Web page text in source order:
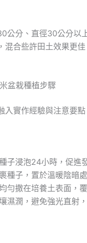
公分、直徑30公分以
混合些許田土效果更
盆栽種植步驟
實作經驗與注意要點
子浸泡24小時，促進
種子，置於溫暖陰暗
勻撒在培養土表面，
濕潤，避免強光直射